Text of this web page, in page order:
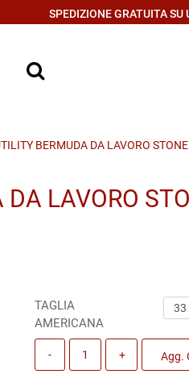
SPEDIZIONE GRATUITA
BERMUDA DA LAVORO STONE
LAVORO
TAGLIA
AMERICANA
Quantità
Agg.